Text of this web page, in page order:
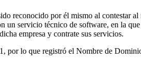
reconocido por él mismo al contestar
un servicio técnico de software, en la
empresa y contrate sus servicios.
por lo que registró el Nombre de